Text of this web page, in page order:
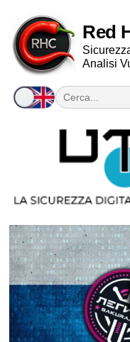
Red
Analisi